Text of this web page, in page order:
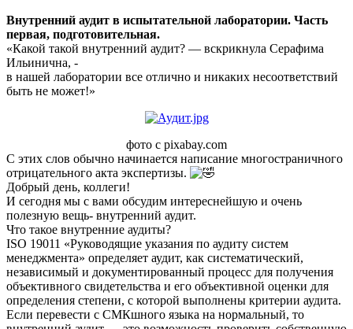
Внутренний аудит в испытательной лаборатории. Часть
первая, подготовительная.
«Какой такой внутренний аудит? — вскрикнула Серафима
Ильинична, -
в нашей лаборатории все отлично и никаких несоответствий
быть не может!»
фото с pixabay.com
С этих слов обычно начинается написание многостраничного
отрицательного акта экспертизы.
Добрый день, коллеги!
И сегодня мы с вами обсудим интереснейшую и очень
полезную вещь- внутренний аудит.
Что такое внутренние аудиты?
ISO 19011 «Руководящие указания по аудиту систем
менеджмента» определяет аудит, как систематический,
независимый и документированный процесс для получения
объективного свидетельства и его объективной оценки для
определения степени, с которой выполнены критерии аудита.
Если перевести с СМКшного языка на нормальный, то